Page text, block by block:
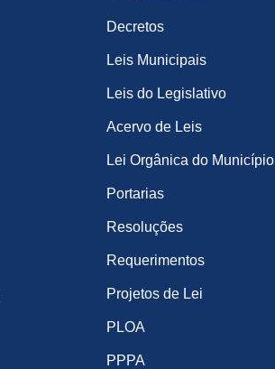
Decretos
Leis Municipais
Leis do Legislativo
Acervo de Leis
Lei Orgânica do Município
Portarias
Resoluções
Requerimentos
Projetos de Lei
PLOA
PPPA